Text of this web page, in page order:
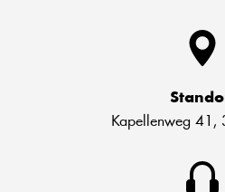
Kapellenweg 41,